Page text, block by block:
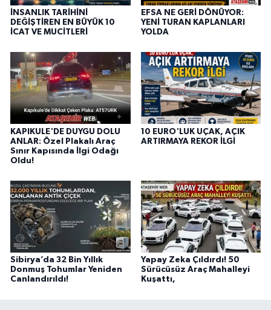
İNSANLIK TARİHİNİ
DEĞİŞTİREN EN BÜYÜK 10
İCAT VE MUCİTLERİ
EFSA NE GERİ DÖNÜYOR:
YENİ TURAN KAPLANLARI
YOLDA
KAPIKULE'DE DUYGU DOLU
ANLAR: Özel Plakalı Araç
Sınır Kapısında İlgi Odağı
Oldu!
10 EURO'LUK UÇAK, AÇIK
ARTIRMAYA REKOR İLGİ
Sibirya’da 32 Bin Yıllık
Donmuş Tohumlar Yeniden
Canlandırıldı!
Yapay Zeka Çıldırdı! 50
Sürücüsüz Araç Mahalleyi
Kuşattı,